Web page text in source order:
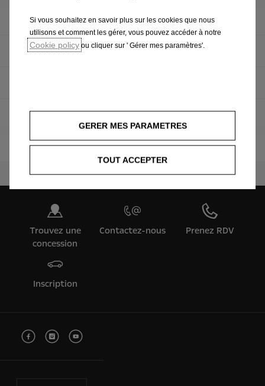
Contrôle batterie
Contrôle système de freinage
Contrôle Climatisation
Pneumatique
Trouvez une
concession
Contactez-nous Prenez RDV
Inscription
Si vous souhaitez en savoir plus sur les cookies que nous
utilisons et comment les gérer, vous pouvez accéder à notre
Cookie policy ou cliquer sur ' Gérer mes paramètres'.
GERER MES PARAMETRES
TOUT ACCEPTER